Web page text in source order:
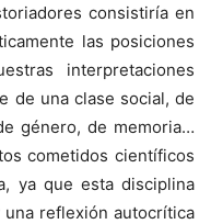
consistiría en
las posiciones
interpretaciones
de una clase social, de
género, de memoria…
cometidos científicos
ya que esta disciplina
reflexión autocrítica